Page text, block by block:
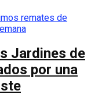
Jardines de
por una